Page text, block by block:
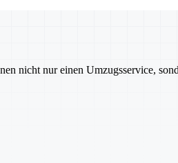
nicht nur einen Umzugsservice,